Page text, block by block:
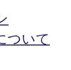
ついて